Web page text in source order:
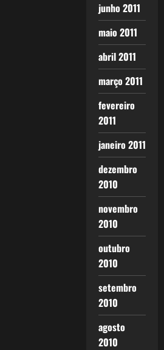
junho 2011
maio 2011
abril 2011
março 2011
fevereiro
2011
janeiro 2011
dezembro
2010
novembro
2010
outubro
2010
setembro
2010
agosto
2010